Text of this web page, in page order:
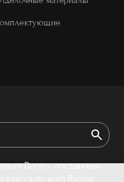
Doors», поставляем